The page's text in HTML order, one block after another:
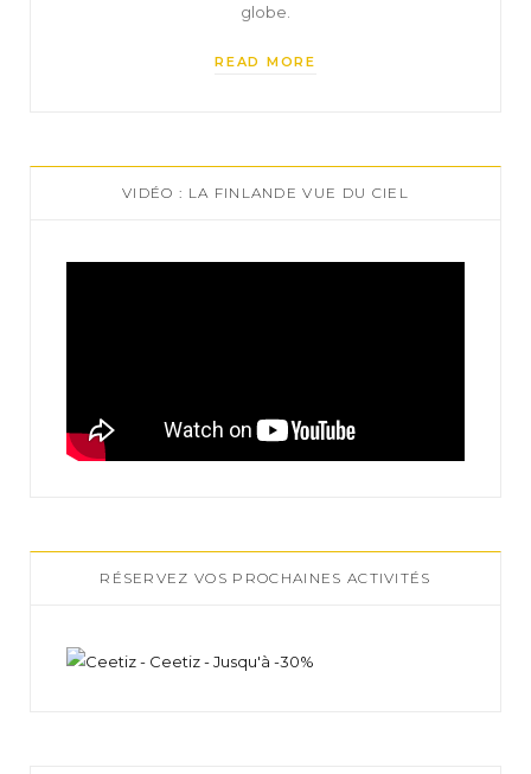
globe.
READ MORE
VIDÉO : LA FINLANDE VUE DU CIEL
RÉSERVEZ VOS PROCHAINES ACTIVITÉS